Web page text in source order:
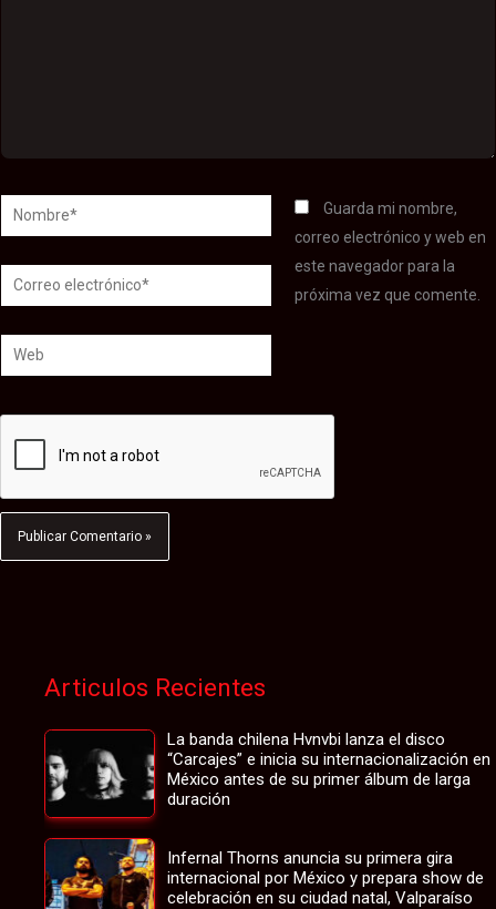
Nombre*
Correo
electrónico*
Web
Guarda mi nombre,
correo electrónico y web en
este navegador para la
próxima vez que comente.
Articulos Recientes
La banda chilena Hvnvbi lanza el disco
“Carcajes” e inicia su internacionalización en
México antes de su primer álbum de larga
duración
Infernal Thorns anuncia su primera gira
internacional por México y prepara show de
celebración en su ciudad natal, Valparaíso